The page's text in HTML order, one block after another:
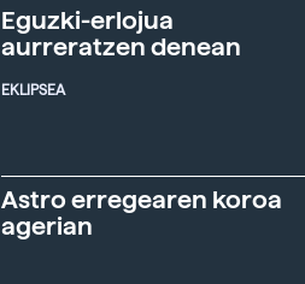
Eguzki-erlojua
aurreratzen denean
EKLIPSEA
Astro erregearen koroa
agerian